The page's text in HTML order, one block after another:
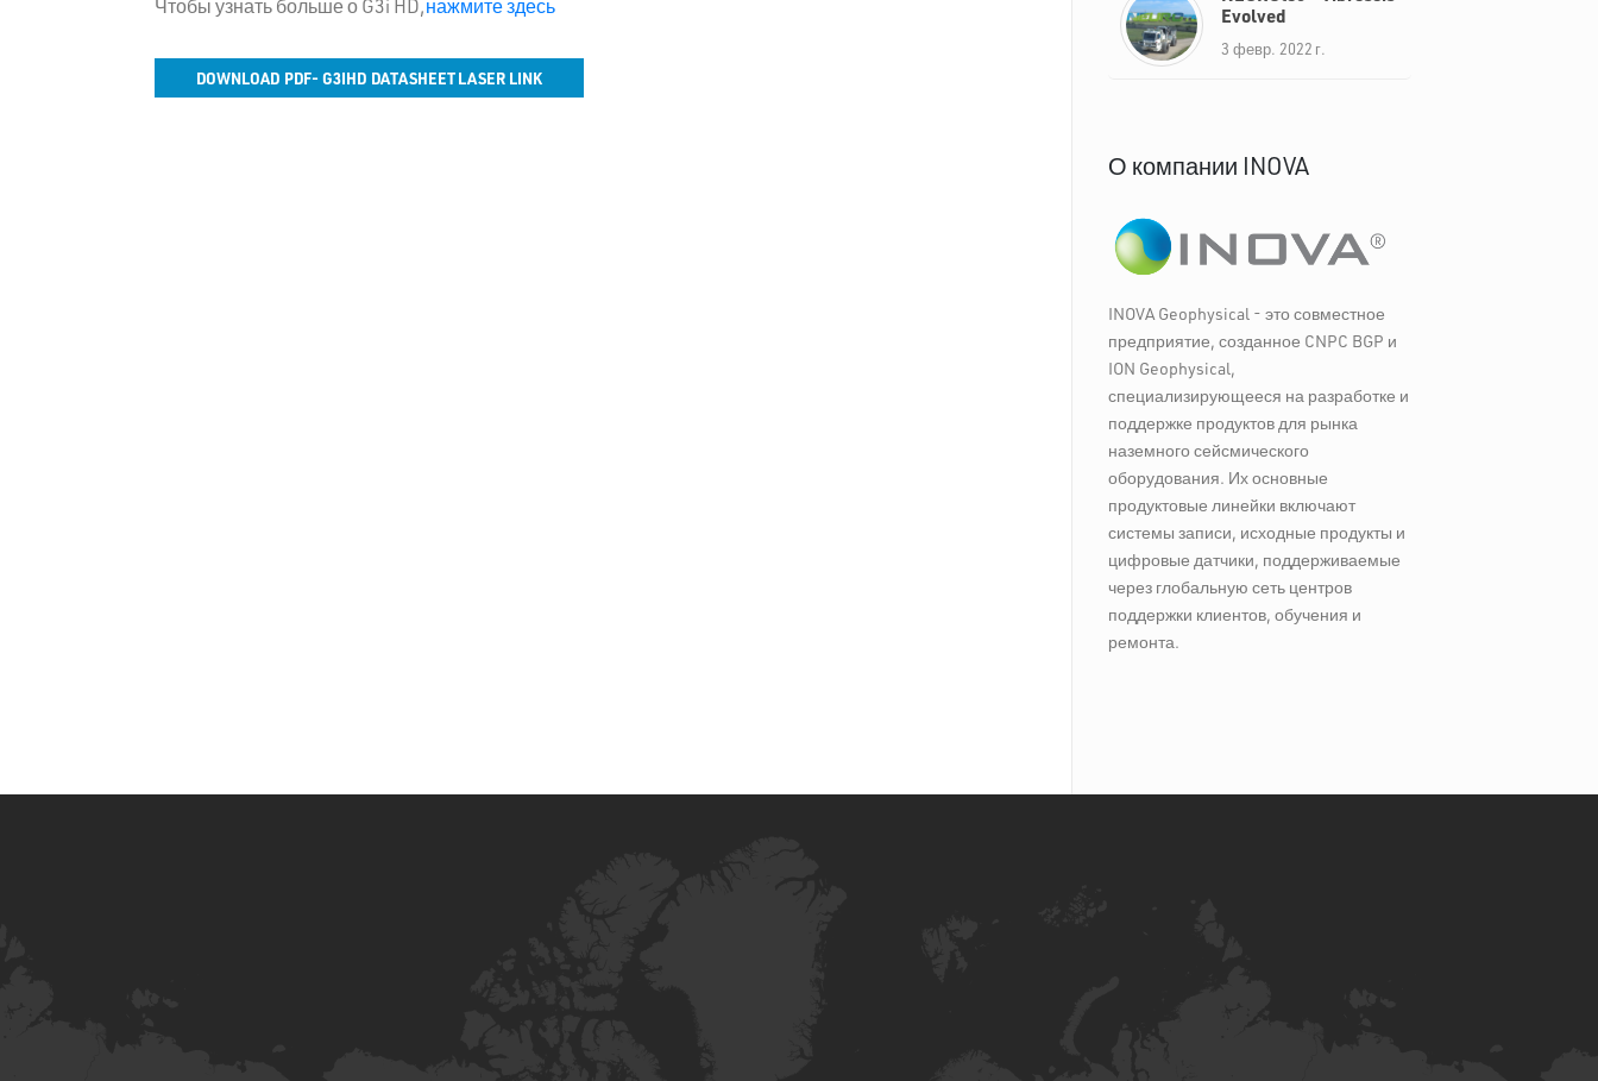
Чтобы узнать больше о G3i HD,нажмите здесь
DOWNLOAD PDF- G3IHD DATASHEET LASER LINK
Evolved
3 февр. 2022 г.
О компании INOVA
INOVA Geophysical - это совместное
предприятие, созданное CNPC BGP и
ION Geophysical,
специализирующееся на разработке и
поддержке продуктов для рынка
наземного сейсмического
оборудования. Их основные
продуктовые линейки включают
системы записи, исходные продукты и
цифровые датчики, поддерживаемые
через глобальную сеть центров
поддержки клиентов, обучения и
ремонта.